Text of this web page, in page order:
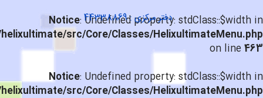
Notice: Undefined property: stdClass::$width in
src/Core/Classes/HelixultimateMenu.php
on line463
Notice: Undefined property: stdClass::$width in
src/Core/Classes/HelixultimateMenu.php
دفتر مرکزی : 44338869